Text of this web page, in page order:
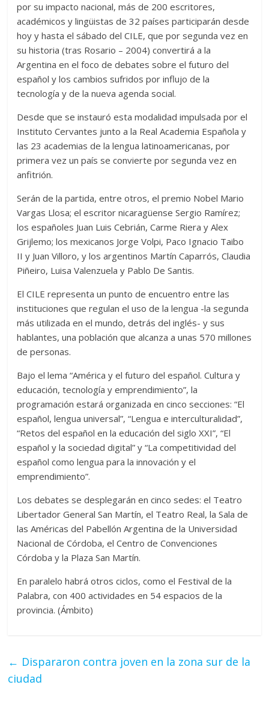
por su impacto nacional, más de 200 escritores,
académicos y lingüistas de 32 países participarán desde
hoy y hasta el sábado del CILE, que por segunda vez en
su historia (tras Rosario – 2004) convertirá a la
Argentina en el foco de debates sobre el futuro del
español y los cambios sufridos por influjo de la
tecnología y de la nueva agenda social.
Desde que se instauró esta modalidad impulsada por el
Instituto Cervantes junto a la Real Academia Española y
las 23 academias de la lengua latinoamericanas, por
primera vez un país se convierte por segunda vez en
anfitrión.
Serán de la partida, entre otros, el premio Nobel Mario
Vargas Llosa; el escritor nicaragüense Sergio Ramírez;
los españoles Juan Luis Cebrián, Carme Riera y Alex
Grijlemo; los mexicanos Jorge Volpi, Paco Ignacio Taibo
II y Juan Villoro, y los argentinos Martín Caparrós, Claudia
Piñeiro, Luisa Valenzuela y Pablo De Santis.
El CILE representa un punto de encuentro entre las
instituciones que regulan el uso de la lengua -la segunda
más utilizada en el mundo, detrás del inglés- y sus
hablantes, una población que alcanza a unas 570 millones
de personas.
Bajo el lema “América y el futuro del español. Cultura y
educación, tecnología y emprendimiento”, la
programación estará organizada en cinco secciones: “El
español, lengua universal”, “Lengua e interculturalidad”,
“Retos del español en la educación del siglo XXI”, “El
español y la sociedad digital” y “La competitividad del
español como lengua para la innovación y el
emprendimiento”.
Los debates se desplegarán en cinco sedes: el Teatro
Libertador General San Martín, el Teatro Real, la Sala de
las Américas del Pabellón Argentina de la Universidad
Nacional de Córdoba, el Centro de Convenciones
Córdoba y la Plaza San Martín.
En paralelo habrá otros ciclos, como el Festival de la
Palabra, con 400 actividades en 54 espacios de la
provincia. (Ámbito)
← Dispararon contra joven en la zona sur de la
ciudad